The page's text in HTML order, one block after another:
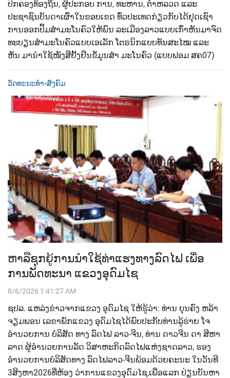
ປົກຄອງທ້ອງຖິ່ນ, ຜູ້ປະກອບ ການ, ທະຫານ, ຕຳຫລວດ ແລະ
ປະຊາຊົນບັນດາເຜົ່າໃນຂອບເຂດ ທົ່ວປະເທດກ່ຽວກັບໄດ້ຢຸດເຊົາ
ການອອກປຶ້ມສຳມະໂນຄົວໃຫ້ພົນ ລະເມືອງລາວແບບເກົ່າຫັນມາຈົດ
ທະບຽນສໍາມະໂນຄົວແບບເອເລັກ ໂຕຣນິກແບບທັນສະໄໝ ແລະ
ຫັນ ມານຳໃຊ້ໜັງສືຢັ້ງຢືນຂໍ້ມູນສໍາ ມະໂນຄົວ (ແບບຟອມ ສຄ07)
ວັດທະນະທຳ-ສັງຄົມ
ຫາລືຊຸກຍູ້ການນຳໃຊ້ທ່າແຮງທາງລົດໄຟ ເພື່ອ
ການພັດທະນາ ແຂວງອຸດົມໄຊ
8/6/2026 1:41:27 AM
ຊປລ.​ ແຫລ່ງຂ່າວຈາກແຂວງ ອຸດົມໄຊ​ ໃຫ້ຮູ້ວ່າ:​ ທ່ານ​ ບຸນຄົງ​ ຫລ້າ
ຈຽມພອນ​ ເລຂາພັກແຂວງ ອຸດົມໄຊ​ໄດ້ພົບປະກັບ​ທ່ານ​ລູ້ຮ່າຍ ໂຈ​
ອຳນວຍການ​ ບໍລິສັດ​ ທາງ ລົດໄຟ​ ລາວ-ຈີນ,​ ທ່ານ​ ດາວຈີນ ດາ​ ສີຫາ
ລາດ​ ຜູ້ອຳນວຍການລັດ ວິສາຫະກິດລົດໄຟແຫ່ງຊາດລາວ,​ ຮອງ
ອຳນວຍການບໍລິສັດທາງ ລົດໄຟ​ລາວ-ຈີນ​ພ້ອມດ້ວຍຄະນະ​ ໃນວັນທີ​
3​ສິງຫາ​2026​ທີ່ຫ້ອງ ວ່າການ​ແຂວງອຸດົມໄຊ,​ເພື່ອແລກ​ ປ່ຽນບັນຫາ